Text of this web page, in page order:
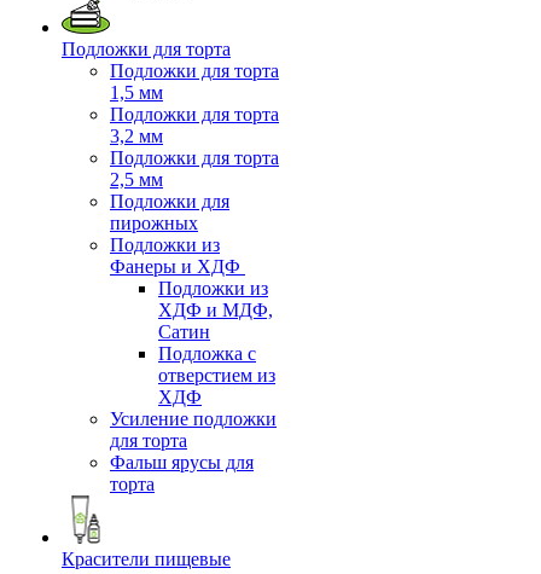
Подложки для торта
Подложки для торта
1,5 мм
Подложки для торта
3,2 мм
Подложки для торта
2,5 мм
Подложки для
пирожных
Подложки из
Фанеры и ХДФ
Подложки из
ХДФ и МДФ,
Сатин
Подложка с
отверстием из
ХДФ
Усиление подложки
для торта
Фальш ярусы для
торта
Красители пищевые